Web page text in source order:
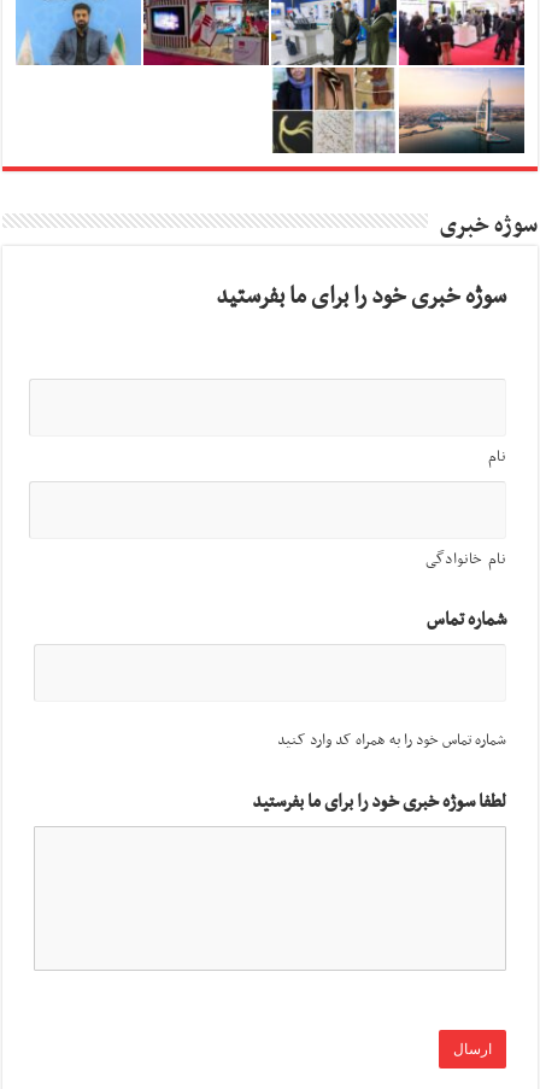
سوژه خبری
سوژه خبری خود را برای ما بفرستید
نام
نام خانوادگی
شماره تماس
شماره تماس خود را به همراه کد وارد کنید
لطفا سوژه خبری خود را برای ما بفرستید